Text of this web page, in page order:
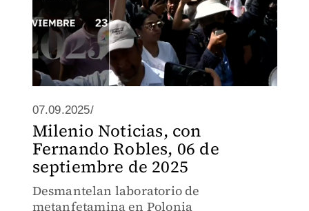
07.09.2025/
Milenio Noticias, con
Fernando Robles, 06 de
septiembre de 2025
Desmantelan laboratorio de
metanfetamina en Polonia